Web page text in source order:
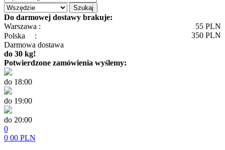
Szukaj
Do darmowej dostawy brakuje:
Warszawa :
55 PLN
Polska
: 350 PLN
Darmowa dostawa
do 30 kg!
Potwierdzone zamówienia wyślemy:
do 18:00
do 19:00
do 20:00
0
0 00 PLN